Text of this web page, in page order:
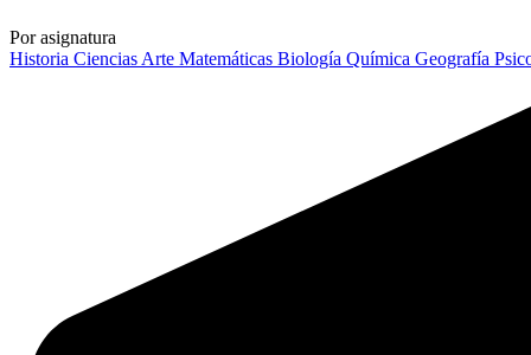
Por asignatura
Historia Ciencias Arte Matemáticas Biología Química Geografía